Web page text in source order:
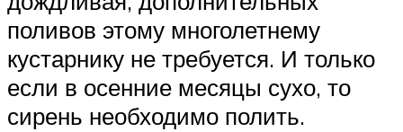
поливов этому многолетнему
кустарнику не требуется. И только
если в осенние месяцы сухо, то
сирень необходимо полить.